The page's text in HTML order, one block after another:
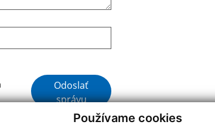
Používame cookies
Google reCaptcha Response
Odoslať
správu